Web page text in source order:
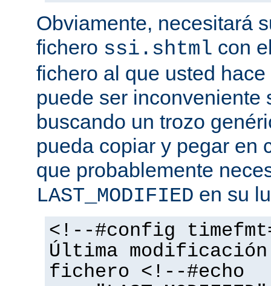
Obviamente, necesitará
fichero ssi.shtml con
fichero al que usted
puede ser inconveniente
buscando un trozo
pueda copiar y pegar en
que probablemente
LAST_MODIFIED en su
<!--#config
Última
fichero <!--#echo